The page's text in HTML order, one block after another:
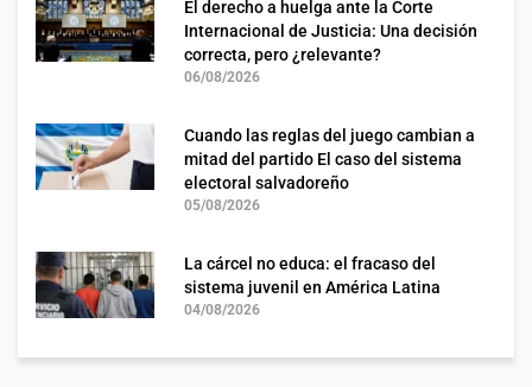
El derecho a huelga ante la Corte
Internacional de Justicia: Una decisión
correcta, pero ¿relevante?
06/08/2026
Cuando las reglas del juego cambian a
mitad del partido El caso del sistema
electoral salvadoreño
05/08/2026
La cárcel no educa: el fracaso del
sistema juvenil en América Latina
04/08/2026